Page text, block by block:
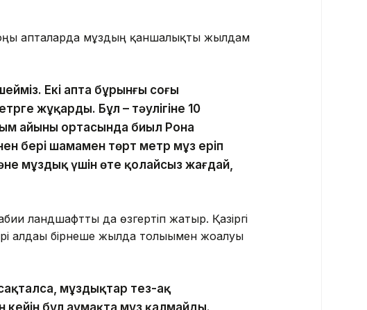
апталарда мұздың қаншалықты жылдам
Екі апта бұрынғы соңғы
жұқарды. Бұл – тәулігіне 10
айының ортасында биыл Рона
бері шамамен төрт метр мұз еріп
мұздық үшін өте қолайсыз жағдай,
ландшафтты да өзгертіп жатыр. Қазіргі
алдағы бірнеше жылда толығымен жоғалуы
мұздықтар тез-ақ
кейін бұл аумақта мұз қалмайды.